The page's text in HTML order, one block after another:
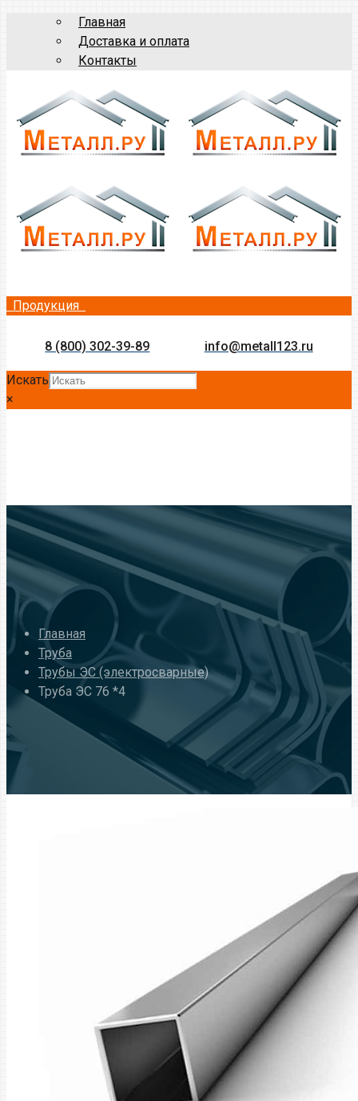
Главная
Доставка и оплата
Контакты
Продукция
8 (800) 302-39-89 info@metall123.ru
Искать
×
Главная
Труба
Трубы ЭС (электросварные)
Труба ЭС 76 *4